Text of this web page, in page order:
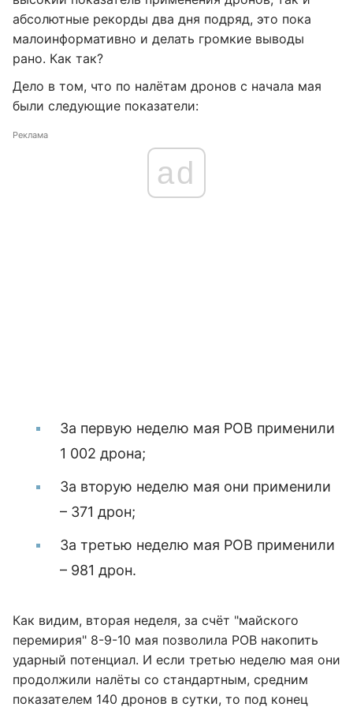
абсолютные рекорды два дня подряд, это пока
малоинформативно и делать громкие выводы
рано. Как так?
Дело в том, что по налётам дронов с начала мая
были следующие показатели:
Реклама
ad
За первую неделю мая РОВ применили
1 002 дрона;
За вторую неделю мая они применили
– 371 дрон;
За третью неделю мая РОВ применили
– 981 дрон.
Как видим, вторая неделя, за счёт "майского
перемирия" 8-9-10 мая позволила РОВ накопить
ударный потенциал. И если третью неделю мая они
продолжили налёты со стандартным, средним
показателем 140 дронов в сутки, то под конец